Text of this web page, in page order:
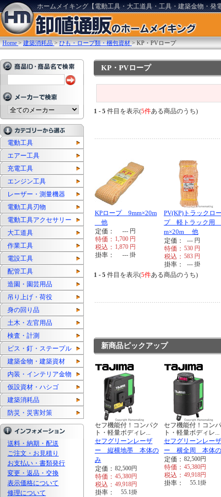
ホームメイキング【電動工具・大工道具・工具・建築金物・発
Home >建築消耗品 >ひも・ロープ類・梱包資材 >KP・PVロープ
電動工具
エアー工具
充電工具
エンジン工具
レーザー・測量機器
電動工具刃物
電動工具アクセサリー
大工道具
作業工具
電設工具
配管工具
造園・園芸用品
吊り上げ・荷役
身の回り品
土木・左官用品
検査・計測
ビス・釘・ステープル
建築金物・建築資材
内装・インテリア金物
仮設資材・ハシゴ
建築消耗品
防災・災害対策
送料・納期・配送
ご注文・お見積り
お支払い・書類発行
変更・返品・交換
表示価格について
修理について
KP・PVロープ
1 - 5 件目を表示(5件ある商品のうち)
KPロープ 9mm×20m
他
定価：
--- 円
特価： 1,700 円
税込： 1,870 円
掛率： --- 掛
PV(KP)トラックロ
プ 軽トラック用
m×20m 他
定価：
--- 円
特価： 530 円
税込： 583 円
掛率： --- 掛
1 - 5 件目を表示(5件ある商品のうち)
新商品ピックアップ
セフ機能付！コンパク
ト・軽量ボディレ...
セフグリーンレーザ
ー 縦横地墨 本体の
み
定価： 82,500円
特価： 45,380円
税込： 49,918円
掛率： 55.1掛
セフ機能付！コン
ト・軽量ボディレ...
セフグリーンレーザ
ー 横全周 本体
定価： 82,500円
特価： 45,380円
税込： 49,918円
掛率： 55.1掛